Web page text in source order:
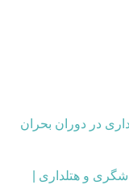
در دوران بحران
و هتلداری |